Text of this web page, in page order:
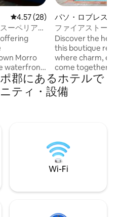
レビュー28件、5つ星中4.57つ
4.57 (28)
ーペリア2
Morro
waterfront.
easy
State
guest
and
パソ・ロブレスの
ファイアストーン
ーイングの近く＋
Discover the
this boutique
where charm,
come together.
into warmth and
setting and
create the
of Paso Robles
郡にあるホ⁠テ⁠ル⁠で
テ⁠ィ⁠・設⁠備
Wi-Fi